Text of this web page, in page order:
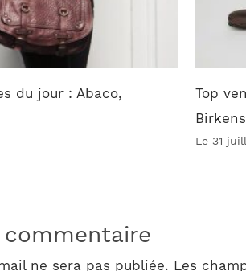
du jour : Abaco,
Top
Le 31
ne sera pas publiée. Les